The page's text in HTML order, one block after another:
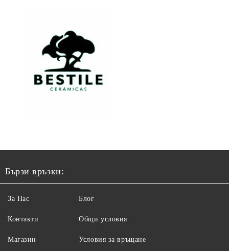
Бързи връзки:
За Нас
Контакти
Магазин
Блог
Общи условия
Условия за връщане